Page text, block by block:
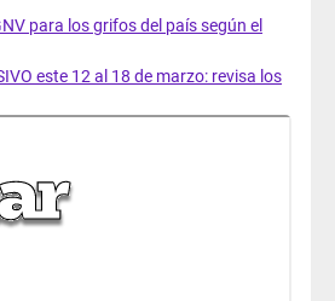
para los grifos del país según el
este 12 al 18 de marzo: revisa los